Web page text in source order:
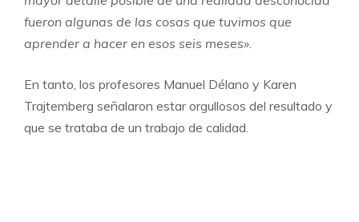
fueron algunas de las cosas que tuvimos que
aprender a hacer en esos seis meses».
En tanto, los profesores Manuel Délano y Karen
Trajtemberg señalaron estar orgullosos del resultado y
que se trataba de un trabajo de calidad.